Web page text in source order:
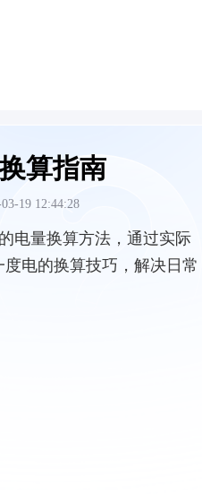
算指南
19 12:44:28
电量换算方法，通过实际
电的换算技巧，解决日常